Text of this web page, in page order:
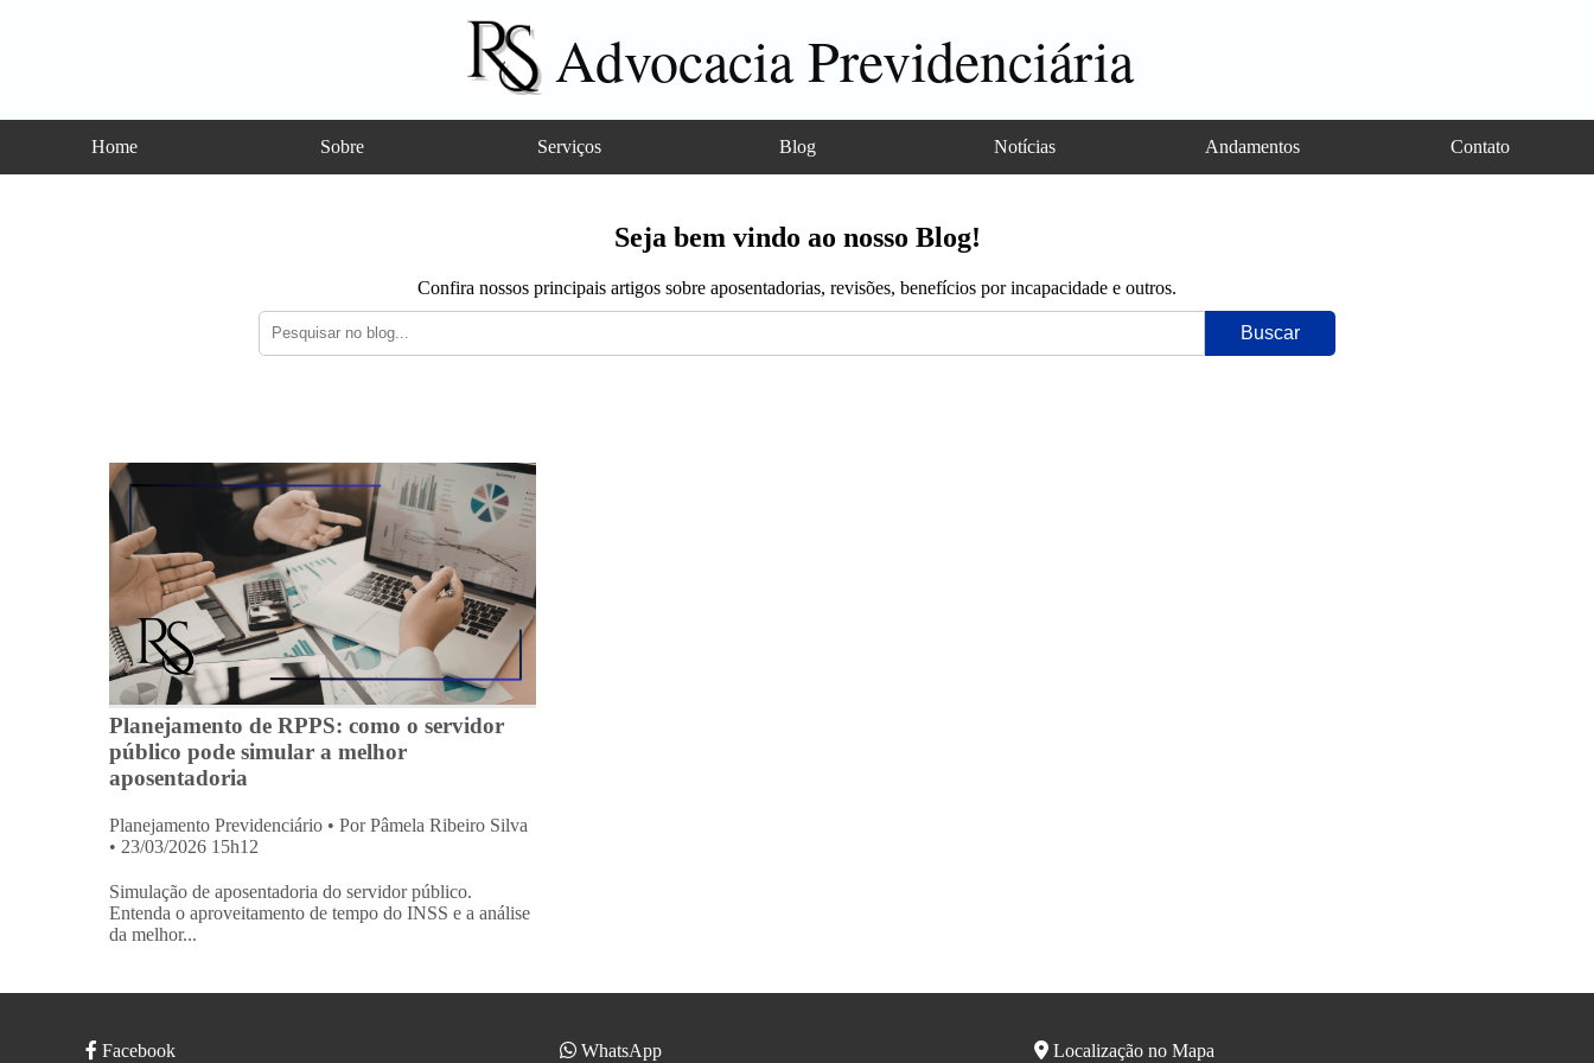
Advocacia Previdenciária
Home Sobre Serviços Blog Notícias Andamentos Contato
Seja bem vindo ao nosso Blog!
Confira nossos principais artigos sobre aposentadorias, revisões, benefícios por incapacidade e outros.
Buscar
Planejamento de RPPS: como o servidor
público pode simular a melhor
aposentadoria
Planejamento Previdenciário • Por Pâmela Ribeiro Silva
• 23/03/2026 15h12
Simulação de aposentadoria do servidor público.
Entenda o aproveitamento de tempo do INSS e a análise
da melhor...
Facebook WhatsApp Localização no Mapa